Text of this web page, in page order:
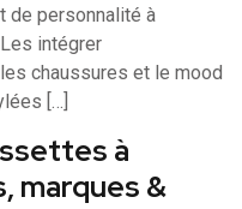
de personnalité à
Les intégrer
chaussures et le mood
[…]
à
marques &